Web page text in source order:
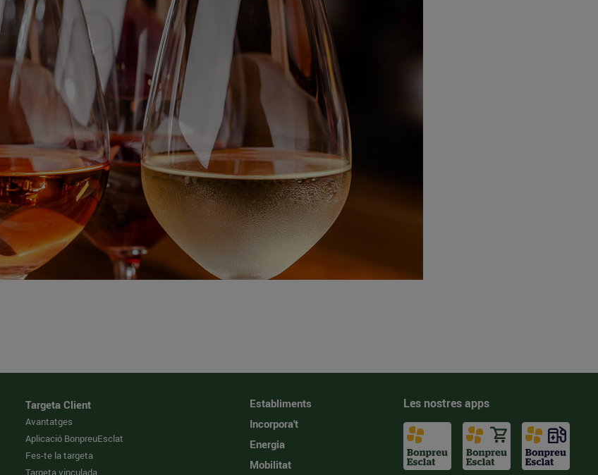
Targeta Client
Avantatges
Aplicació BonpreuEsclat
Fes-te la targeta
Targeta vinculada
Establiments
Incorpora't
Energia
Mobilitat
Les nostres apps